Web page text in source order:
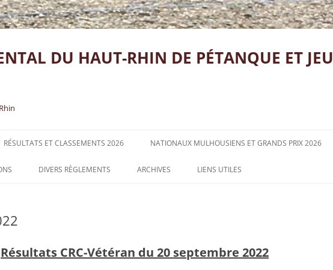
DU HAUT-RHIN DE PÉTANQUE ET JEU
RÉSULTATS ET CLASSEMENTS 2026
RÉSULTATS DES CONCOURS
RÉGIONAUX ET DÉPARTEMENTAUX
RÉSULTATS CRC OPEN 2026
NATIONAUX MULHOUSIENS ET GRANDS PRIX 2026
DIVERS RÈGLEMENTS ARCHIVES
NATIONAUX MULHOUSIENS ET
GRANDS PRIX 2025
LIENS UTILES
Résultats CRC-Vétéran du 20 septembre 2022